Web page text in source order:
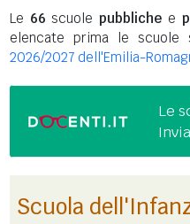
Le 66 scuolepubbliche e
elencate prima le
2026/2027 dell'Emilia-
Le
Scuola